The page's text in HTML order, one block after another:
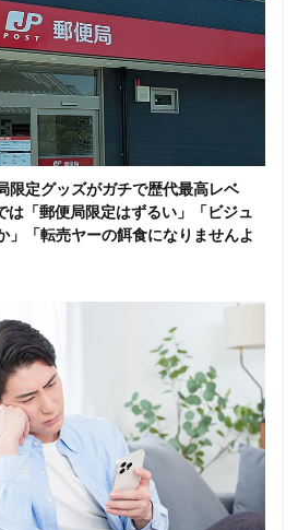
限定グッズがガチで歴代最高レベ
は「郵便局限定はずるい」「ビジュ
」「転売ヤーの餌食になりませんよ